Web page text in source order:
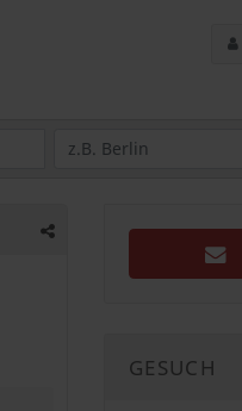
GESUCH